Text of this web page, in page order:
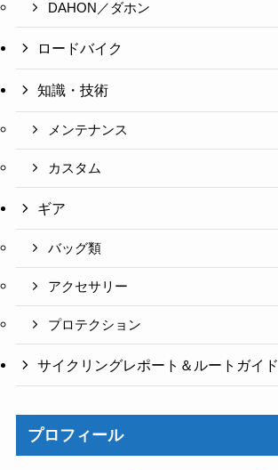
DAHON／ダホン
ロードバイク
知識・技術
メンテナンス
カスタム
ギア
バッグ類
アクセサリー
プロテクション
サイクリングレポート＆ルートガイド
プロフィール